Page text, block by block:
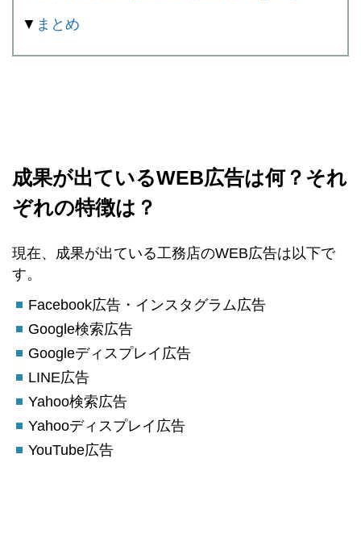
▼ まとめ
成果が出ているWEB広告は何？それ
ぞれの特徴は？
現在、成果が出ている工務店のWEB広告は以下で
す。
Facebook広告・インスタグラム広告
Google検索広告
Googleディスプレイ広告
LINE広告
Yahoo検索広告
Yahooディスプレイ広告
YouTube広告